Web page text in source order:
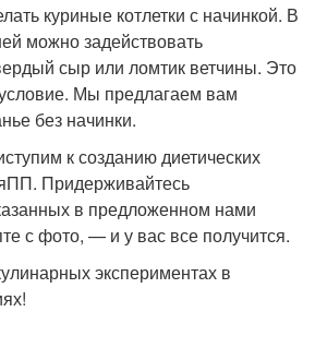
куриные котлетки с начинкой. В
можно задействовать
сыр или ломтик ветчины. Это
Мы предлагаем вам
без начинки.
к созданию диетических
ПП. Придерживайтесь
в предложенном нами
с фото, — и у вас все получится.
экспериментах в